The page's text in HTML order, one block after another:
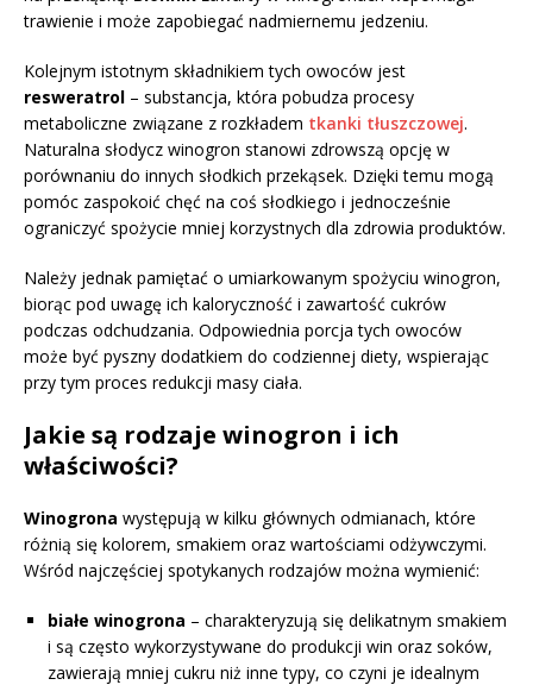
trawienie i może zapobiegać nadmiernemu jedzeniu.
Kolejnym istotnym składnikiem tych owoców jest
resweratrol – substancja, która pobudza procesy
metaboliczne związane z rozkładem tkanki tłuszczowej.
Naturalna słodycz winogron stanowi zdrowszą opcję w
porównaniu do innych słodkich przekąsek. Dzięki temu mogą
pomóc zaspokoić chęć na coś słodkiego i jednocześnie
ograniczyć spożycie mniej korzystnych dla zdrowia produktów.
Należy jednak pamiętać o umiarkowanym spożyciu winogron,
biorąc pod uwagę ich kaloryczność i zawartość cukrów
podczas odchudzania. Odpowiednia porcja tych owoców
może być pyszny dodatkiem do codziennej diety, wspierając
przy tym proces redukcji masy ciała.
Jakie są rodzaje winogron i ich
właściwości?
Winogrona występują w kilku głównych odmianach, które
różnią się kolorem, smakiem oraz wartościami odżywczymi.
Wśród najczęściej spotykanych rodzajów można wymienić:
białe winogrona – charakteryzują się delikatnym smakiem
i są często wykorzystywane do produkcji win oraz soków,
zawierają mniej cukru niż inne typy, co czyni je idealnym